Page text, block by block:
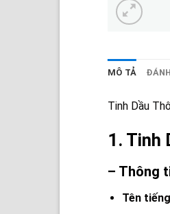
MÔ TẢ
Tinh Dầu
1. Tinh
– Thông
Tên